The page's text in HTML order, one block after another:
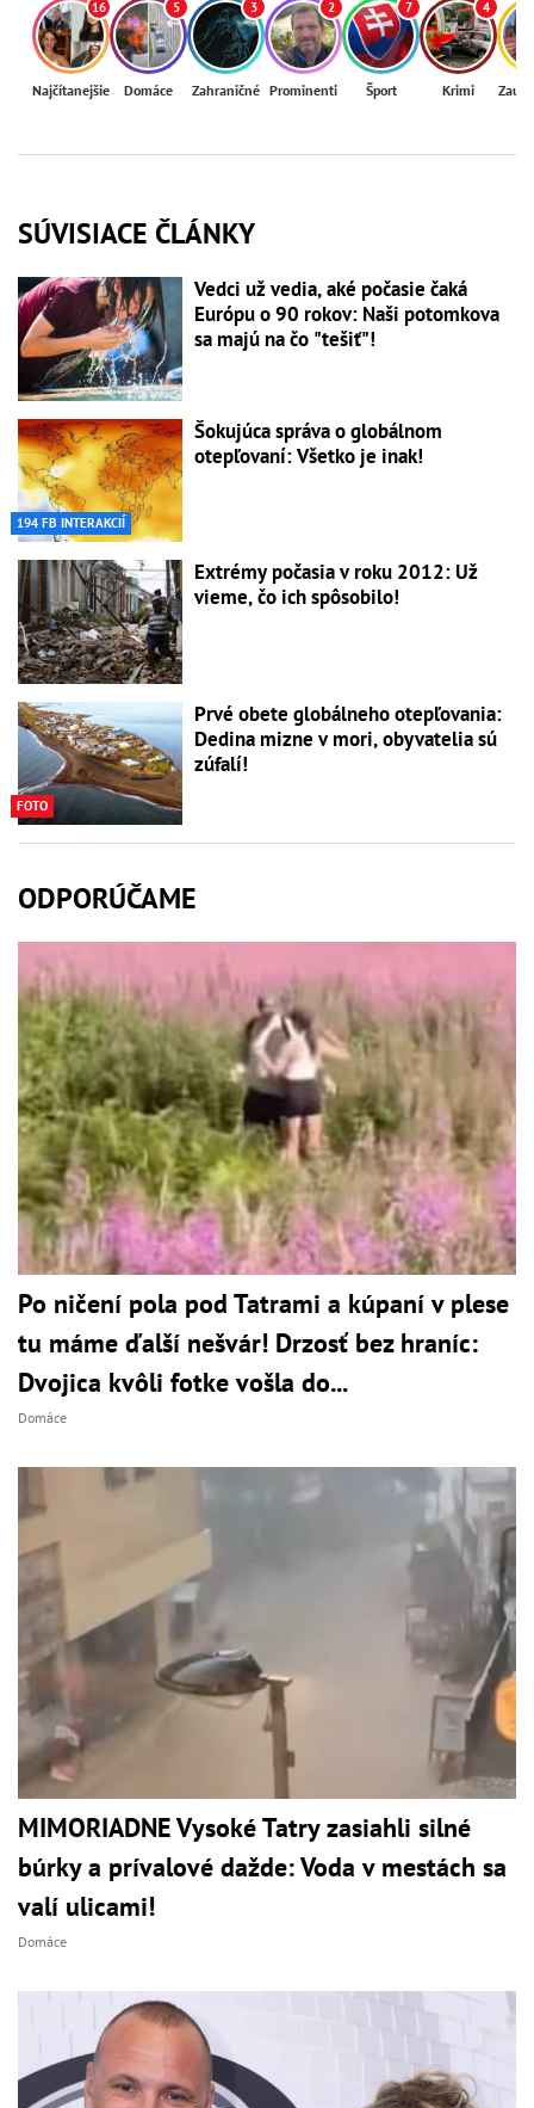
16
Najčítanejšie
5
Domáce
3
Zahraničné
2
Prominenti
7
Šport
4
Krimi
SÚVISIACE ČLÁNKY
Vedci už vedia, aké počasie čaká
Európu o 90 rokov: Naši potomkova
sa majú na čo "tešiť"!
194 FB INTERAKCIÍ
Šokujúca správa o globálnom
otepľovaní: Všetko je inak!
Extrémy počasia v roku 2012: Už
vieme, čo ich spôsobilo!
FOTO
Prvé obete globálneho otepľovania:
Dedina mizne v mori, obyvatelia sú
zúfalí!
ODPORÚČAME
Po ničení pola pod Tatrami a kúpaní v plese
tu máme ďalší nešvár! Drzosť bez hraníc:
Dvojica kvôli fotke vošla do...
Domáce
MIMORIADNE Vysoké Tatry zasiahli silné
búrky a prívalové dažde: Voda v mestách sa
valí ulicami!
Domáce